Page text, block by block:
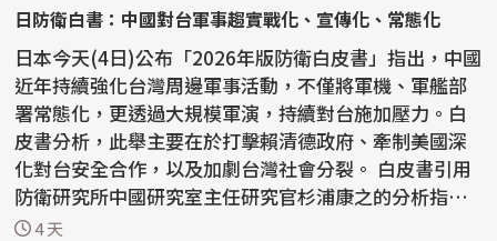
日防衛白書：中國對台軍事趨實戰化、宣傳化、常態化
日本今天(4日)公布「2026年版防衛白皮書」指出，中國
近年持續強化台灣周邊軍事活動，不僅將軍機、軍艦部
署常態化，更透過大規模軍演，持續對台施加壓力。白
皮書分析，此舉主要在於打擊賴清德政府、牽制美國深
化對台安全合作，以及加劇台灣社會分裂。 白皮書引用
防衛研究所中國研究室主任研究官杉浦康之的分析指
出，中...
4 天